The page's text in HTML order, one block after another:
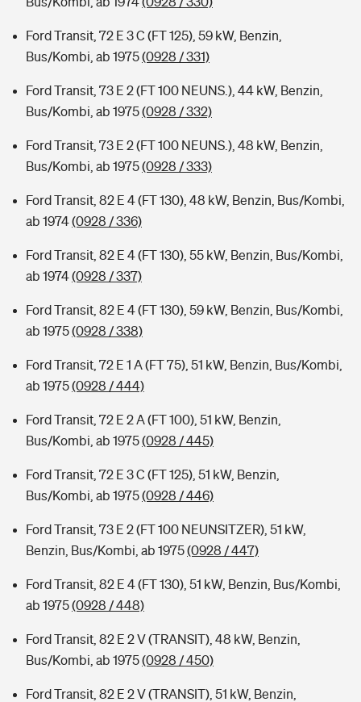
Ford Transit, 72 E 3 C (FT 125), 59 kW, Benzin,
Bus/Kombi, ab 1975(0928 / 331)
Ford Transit, 73 E 2 (FT 100 NEUNS.), 44 kW, Benzin,
Bus/Kombi, ab 1975(0928 / 332)
Ford Transit, 73 E 2 (FT 100 NEUNS.), 48 kW, Benzin,
Bus/Kombi, ab 1975(0928 / 333)
Ford Transit, 82 E 4 (FT 130), 48 kW, Benzin, Bus/Kombi,
ab 1974(0928 / 336)
Ford Transit, 82 E 4 (FT 130), 55 kW, Benzin, Bus/Kombi,
ab 1974(0928 / 337)
Ford Transit, 82 E 4 (FT 130), 59 kW, Benzin, Bus/Kombi,
ab 1975(0928 / 338)
Ford Transit, 72 E 1 A (FT 75), 51 kW, Benzin, Bus/Kombi,
ab 1975(0928 / 444)
Ford Transit, 72 E 2 A (FT 100), 51 kW, Benzin,
Bus/Kombi, ab 1975(0928 / 445)
Ford Transit, 72 E 3 C (FT 125), 51 kW, Benzin,
Bus/Kombi, ab 1975(0928 / 446)
Ford Transit, 73 E 2 (FT 100 NEUNSITZER), 51 kW,
Benzin, Bus/Kombi, ab 1975(0928 / 447)
Ford Transit, 82 E 4 (FT 130), 51 kW, Benzin, Bus/Kombi,
ab 1975(0928 / 448)
Ford Transit, 82 E 2 V (TRANSIT), 48 kW, Benzin,
Bus/Kombi, ab 1975(0928 / 450)
Ford Transit, 82 E 2 V (TRANSIT), 51 kW, Benzin,